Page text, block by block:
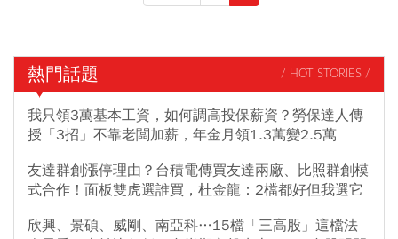
熱門話題 / HOT STORIES /
我只領3萬基本工資，如何調高投保薪資？勞保達人傳
授「3招」不靠老闆加薪，年金月領1.3萬變2.5萬
友達群創漲停理由？台積電傳買友達兩廠、比照群創模
式合作！面板雙虎選誰買，杜金龍：2檔都好但我選它
欣興、景碩、威剛、南亞科…15檔「三高股」這檔法